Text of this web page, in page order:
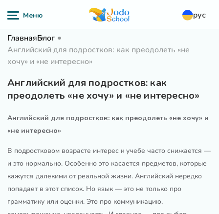
рус
ГлавнаяБлог
Английский для подростков: как преодолеть «не
хочу» и «не интересно»
Английский для подростков: как
преодолеть «не хочу» и «не интересно»
Английский для подростков: как преодолеть «не хочу» и
«не интересно»
В подростковом возрасте интерес к учебе часто снижается —
и это нормально. Особенно это касается предметов, которые
кажутся далекими от реальной жизни. Английский нередко
попадает в этот список. Но язык — это не только про
грамматику или оценки. Это про коммуникацию,